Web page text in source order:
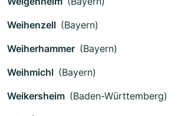
Weihenzell (Bayern)
Weiherhammer (Bayern)
Weihmichl (Bayern)
Weikersheim (Baden-Württemberg)